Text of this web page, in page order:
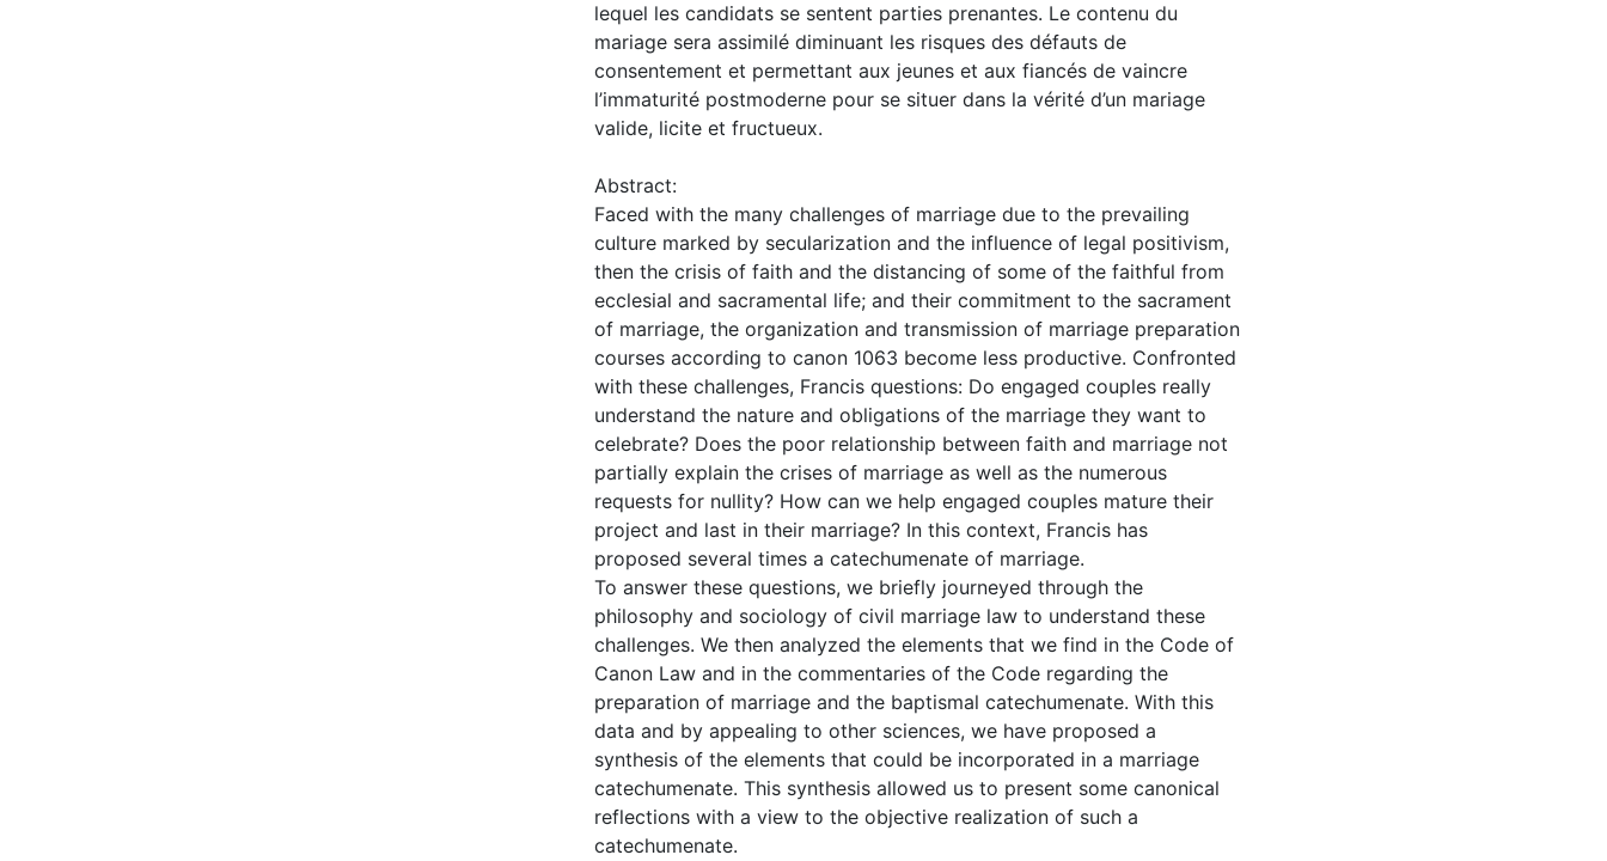
lequel les candidats se sentent parties prenantes. Le contenu du
mariage sera assimilé diminuant les risques des défauts de
consentement et permettant aux jeunes et aux fiancés de vaincre
l’immaturité postmoderne pour se situer dans la vérité d’un mariage
valide, licite et fructueux.
Abstract:
Faced with the many challenges of marriage due to the prevailing
culture marked by secularization and the influence of legal positivism,
then the crisis of faith and the distancing of some of the faithful from
ecclesial and sacramental life; and their commitment to the sacrament
of marriage, the organization and transmission of marriage preparation
courses according to canon 1063 become less productive. Confronted
with these challenges, Francis questions: Do engaged couples really
understand the nature and obligations of the marriage they want to
celebrate? Does the poor relationship between faith and marriage not
partially explain the crises of marriage as well as the numerous
requests for nullity? How can we help engaged couples mature their
project and last in their marriage? In this context, Francis has
proposed several times a catechumenate of marriage.
To answer these questions, we briefly journeyed through the
philosophy and sociology of civil marriage law to understand these
challenges. We then analyzed the elements that we find in the Code of
Canon Law and in the commentaries of the Code regarding the
preparation of marriage and the baptismal catechumenate. With this
data and by appealing to other sciences, we have proposed a
synthesis of the elements that could be incorporated in a marriage
catechumenate. This synthesis allowed us to present some canonical
reflections with a view to the objective realization of such a
catechumenate.